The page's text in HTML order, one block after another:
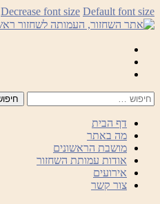
לדלג
לתוכן
Decrease font size Default font size
דף הבית
מה באתר
מושבת הראשונים
אודות עמותת השחזור
אירועים
צור קשר